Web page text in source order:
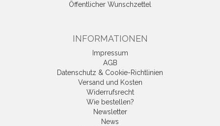
Öffentlicher Wunschzettel
INFORMATIONEN
Impressum
AGB
Datenschutz & Cookie-Richtlinien
Versand und Kosten
Widerrufsrecht
Wie bestellen?
Newsletter
News